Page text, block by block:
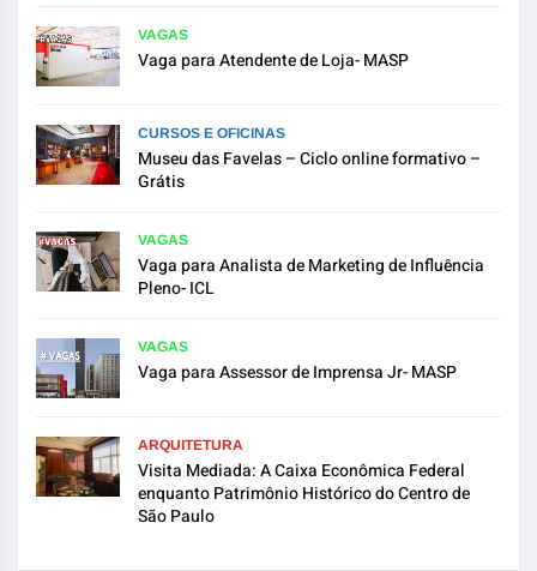
VAGAS
Vaga para Atendente de Loja- MASP
CURSOS E OFICINAS
Museu das Favelas – Ciclo online formativo –
Grátis
VAGAS
Vaga para Analista de Marketing de Influência
Pleno- ICL
VAGAS
Vaga para Assessor de Imprensa Jr- MASP
ARQUITETURA
Visita Mediada: A Caixa Econômica Federal
enquanto Patrimônio Histórico do Centro de
São Paulo